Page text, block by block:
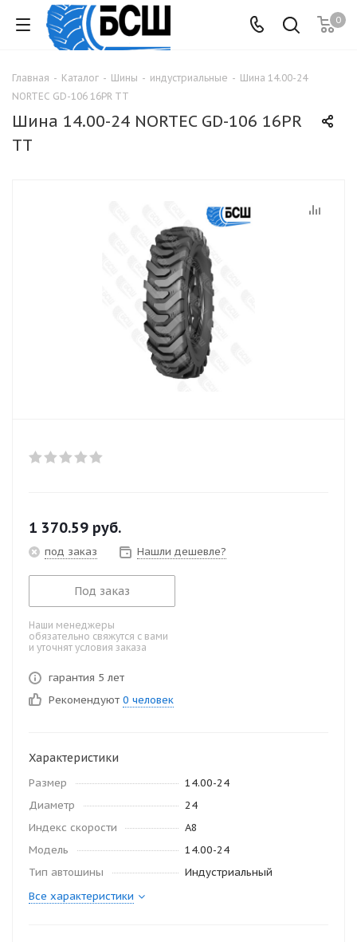
0
Главная - Каталог - Шины - индустриальные - Шина 14.00-24
NORTEC GD-106 16PR TT
Шина 14.00-24 NORTEC GD-106 16PR
TT
1 370.59 руб.
под заказ Нашли дешевле?
Под заказ
Наши менеджеры
обязательно свяжутся с вами
и уточнят условия заказа
гарантия 5 лет
Рекомендуют 0 человек
Характеристики
Размер
14.00-24
Диаметр
24
Индекс скорости
A8
Модель
14.00-24
Тип автошины
Индустриальный
Все характеристики